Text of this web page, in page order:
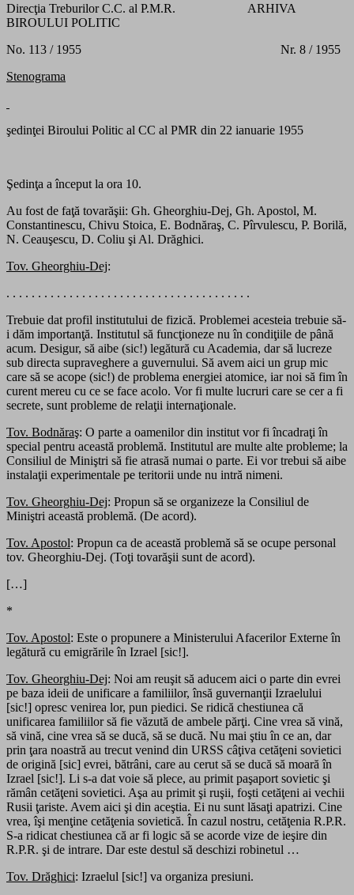
Direcţia Treburilor C.C. al P.M.R. ARHIVA
BIROULUI POLITIC
No. 113 / 1955 Nr. 8 / 1955
Stenograma
şedinţei Biroului Politic al CC al PMR din 22 ianuarie 1955
Şedinţa a început la ora 10.
Au fost de faţă tovarăşii: Gh. Gheorghiu-Dej, Gh. Apostol, M.
Constantinescu, Chivu Stoica, E. Bodnăraş, C. Pîrvulescu, P. Borilă,
N. Ceauşescu, D. Coliu şi Al. Drăghici.
Tov. Gheorghiu-Dej:
. . . . . . . . . . . . . . . . . . . . . . . . . . . . . . . . . . . . . . .
Trebuie dat profil institutului de fizică. Problemei acesteia trebuie să-
i dăm importanţă. Institutul să funcţioneze nu în condiţiile de până
acum. Desigur, să aibe (sic!) legătură cu Academia, dar să lucreze
sub directa supraveghere a guvernului. Să avem aici un grup mic
care să se acope (sic!) de problema energiei atomice, iar noi să fim în
curent mereu cu ce se face acolo. Vor fi multe lucruri care se cer a fi
secrete, sunt probleme de relaţii internaţionale.
Tov. Bodnăraş: O parte a oamenilor din institut vor fi încadraţi în
special pentru această problemă. Institutul are multe alte probleme; la
Consiliul de Miniştri să fie atrasă numai o parte. Ei vor trebui să aibe
instalaţii experimentale pe teritorii unde nu intră nimeni.
Tov. Gheorghiu-Dej: Propun să se organizeze la Consiliul de
Miniştri această problemă. (De acord).
Tov. Apostol: Propun ca de această problemă să se ocupe personal
tov. Gheorghiu-Dej. (Toţi tovarăşii sunt de acord).
[…]
*
Tov. Apostol: Este o propunere a Ministerului Afacerilor Externe în
legătură cu emigrările în Izrael [sic!].
Tov. Gheorghiu-Dej: Noi am reuşit să aducem aici o parte din evrei
pe baza ideii de unificare a familiilor, însă guvernanţii Izraelului
[sic!] opresc venirea lor, pun piedici. Se ridică chestiunea că
unificarea familiilor să fie văzută de ambele părţi. Cine vrea să vină,
să vină, cine vrea să se ducă, să se ducă. Nu mai ştiu în ce an, dar
prin ţara noastră au trecut venind din URSS câţiva cetăţeni sovietici
de origină [sic] evrei, bătrâni, care au cerut să se ducă să moară în
Izrael [sic!]. Li s-a dat voie să plece, au primit paşaport sovietic şi
rămân cetăţeni sovietici. Aşa au primit şi ruşii, foşti cetăţeni ai vechii
Rusii ţariste. Avem aici şi din aceştia. Ei nu sunt lăsaţi apatrizi. Cine
vrea, îşi menţine cetăţenia sovietică. În cazul nostru, cetăţenia R.P.R.
S-a ridicat chestiunea că ar fi logic să se acorde vize de ieşire din
R.P.R. şi de intrare. Dar este destul să deschizi robinetul …
Tov. Drăghici: Izraelul [sic!] va organiza presiuni.